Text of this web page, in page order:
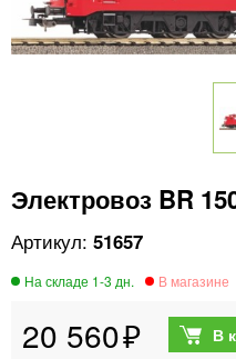
Электровоз BR
51657
20 560